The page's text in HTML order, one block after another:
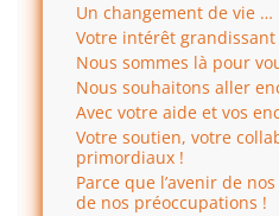
Un changement de vie …
Votre intérêt
Nous sommes là pour
Nous souhaitons aller
Avec votre aide et vos
Votre soutien, votre
primordiaux !
Parce que l’avenir de
de nos préoccupations !